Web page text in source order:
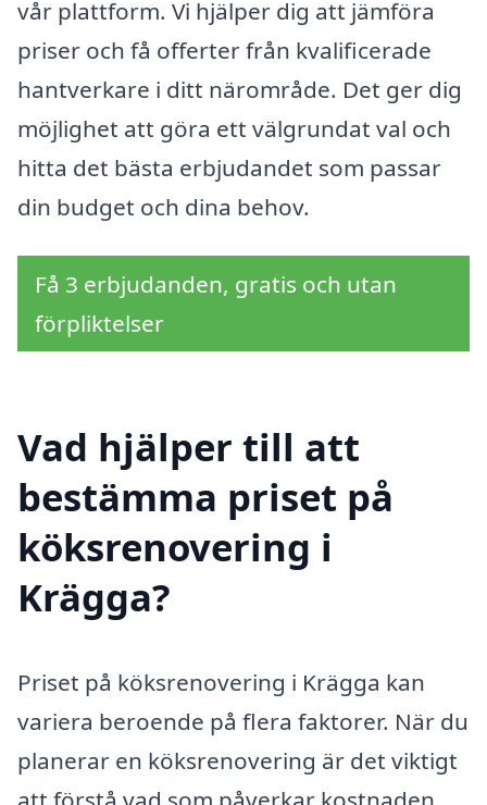
vår plattform. Vi hjälper dig att jämföra
priser och få offerter från kvalificerade
hantverkare i ditt närområde. Det ger dig
möjlighet att göra ett välgrundat val och
hitta det bästa erbjudandet som passar
din budget och dina behov.
Få 3 erbjudanden, gratis och utan
förpliktelser
Vad hjälper till att
bestämma priset på
köksrenovering i
Krägga?
Priset på köksrenovering i Krägga kan
variera beroende på flera faktorer. När du
planerar en köksrenovering är det viktigt